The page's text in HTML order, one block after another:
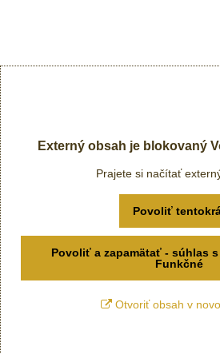
Externý obsah je blokovaný
Prajete si načítať
Povoliť
Povoliť a zapamätať - súhlas
Funkčné
Otvoriť obsah v